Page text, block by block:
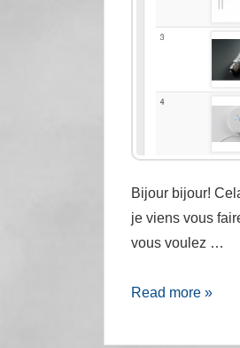
Bijour bijour!
je viens vous
vous voulez …
Hackpoint
une
Read more »